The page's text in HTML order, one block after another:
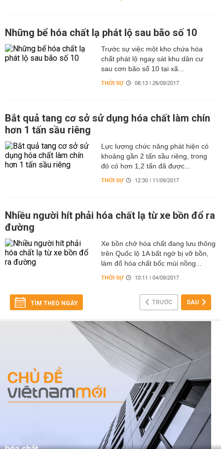
Những bể hóa chất lạ phát lộ sau bão số 10
Trước sự việc một kho chứa hóa
chất phát lộ ngay sát khu dân cư
sau cơn bão số 10 tại xã...
THỜI SỰ 08:13 | 26/09/2017
Bắt quả tang cơ sở sử dụng hóa chất làm chín
hơn 1 tấn sầu riêng
Lực lượng chức năng phát hiện có
khoảng gần 2 tấn sầu riêng, trong
đó có hơn 1,2 tấn đã được...
THỜI SỰ 12:30 | 11/09/2017
Nhiều người hít phải hóa chất lạ từ xe bồn đổ ra
đường
Xe bồn chở hóa chất đang lưu thông
trên Quốc lộ 1A bất ngờ bị vỡ bồn,
làm đổ hóa chất bốc mùi nồng...
THỜI SỰ 10:11 | 04/09/2017
TÌM THEO NGÀY TRƯỚC SAU